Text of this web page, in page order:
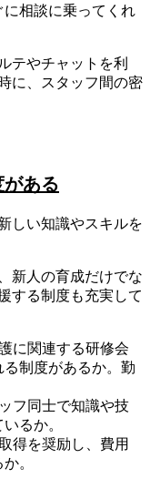
相談に乗ってくれ
テやチャットを利
に、スタッフ間の密
ある
しい知識やスキルを
新人の育成だけでな
する制度も充実して
に関連する研修会
制度があるか。勤
フ同士で知識や技
るか。
得を奨励し、費用
。